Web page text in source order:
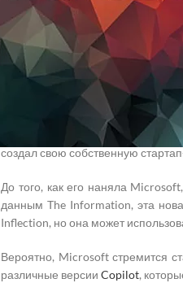
идти своим путем,
По информации издания The
называется MAI-1
параметров, в то время как у
По данным издания,
Он был нанят компанией в марте
создал свою собственную
До того, как его наняла
данным The Information, эта
Inflection, но она может
Вероятно, Microsoft стремится
различные версииCopilot,